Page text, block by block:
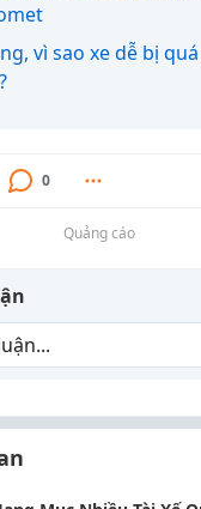
vì sao xe dễ bị
0
Quảng cáo